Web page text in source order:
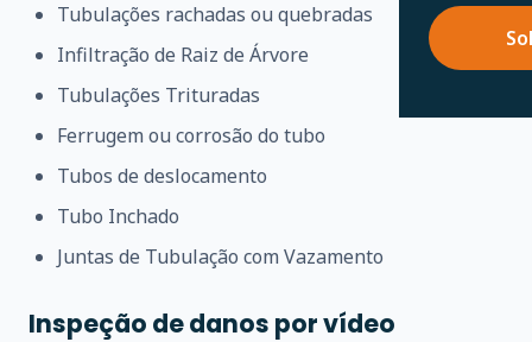
Tubulações rachadas ou quebradas
Infiltração de Raiz de Árvore
Tubulações Trituradas
Ferrugem ou corrosão do tubo
Tubos de deslocamento
Tubo Inchado
Juntas de Tubulação com Vazamento
Inspeção de danos por vídeo